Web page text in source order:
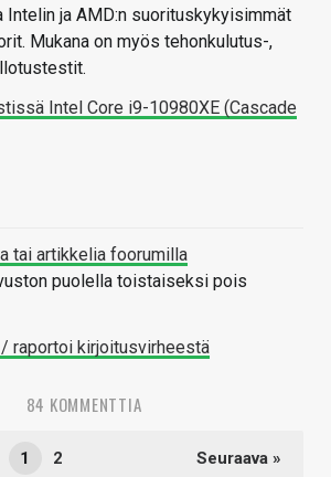
Intelin ja AMD:n suorituskykyisimmät
Mukana on myös tehonkulutus-,
Intel Core i9-10980XE (Cascade
tai artikkelia foorumilla
puolella toistaiseksi pois
raportoi kirjoitusvirheestä
84 KOMMENTTIA
1 2 Seuraava »